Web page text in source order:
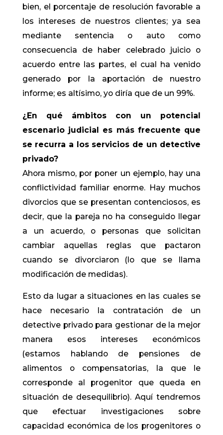
bien, el porcentaje de resolución favorable a
los intereses de nuestros clientes; ya sea
mediante sentencia o auto como
consecuencia de haber celebrado juicio o
acuerdo entre las partes, el cual ha venido
generado por la aportación de nuestro
informe; es altísimo, yo diría que de un 99%.
¿En qué ámbitos con un potencial
escenario judicial es más frecuente que
se recurra a los servicios de un detective
privado?
Ahora mismo, por poner un ejemplo, hay una
conflictividad familiar enorme. Hay muchos
divorcios que se presentan contenciosos, es
decir, que la pareja no ha conseguido llegar
a un acuerdo, o personas que solicitan
cambiar aquellas reglas que pactaron
cuando se divorciaron (lo que se llama
modificación de medidas).
Esto da lugar a situaciones en las cuales se
hace necesario la contratación de un
detective privado para gestionar de la mejor
manera esos intereses económicos
(estamos hablando de pensiones de
alimentos o compensatorias, la que le
corresponde al progenitor que queda en
situación de desequilibrio). Aquí tendremos
que efectuar investigaciones sobre
capacidad económica de los progenitores o